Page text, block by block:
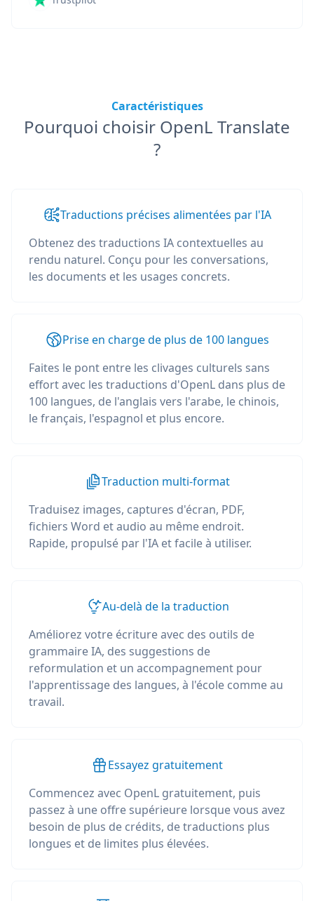
Caractéristiques
Pourquoi choisir OpenL Translate
?
Traductions précises alimentées par l'IA
Obtenez des traductions IA contextuelles au
rendu naturel. Conçu pour les conversations,
les documents et les usages concrets.
Prise en charge de plus de 100 langues
Faites le pont entre les clivages culturels sans
effort avec les traductions d'OpenL dans plus de
100 langues, de l'anglais vers l'arabe, le chinois,
le français, l'espagnol et plus encore.
Traduction multi-format
Traduisez images, captures d'écran, PDF,
fichiers Word et audio au même endroit.
Rapide, propulsé par l'IA et facile à utiliser.
Au-delà de la traduction
Améliorez votre écriture avec des outils de
grammaire IA, des suggestions de
reformulation et un accompagnement pour
l'apprentissage des langues, à l'école comme au
travail.
Essayez gratuitement
Commencez avec OpenL gratuitement, puis
passez à une offre supérieure lorsque vous avez
besoin de plus de crédits, de traductions plus
longues et de limites plus élevées.